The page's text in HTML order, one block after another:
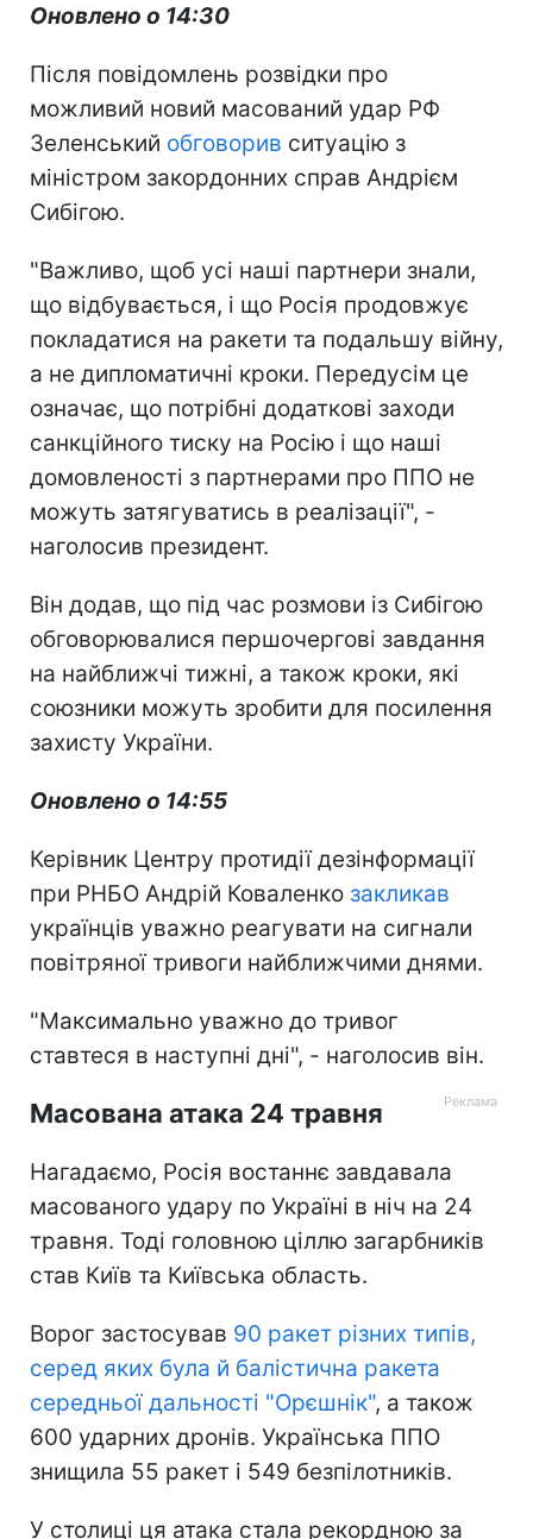
Оновлено о 14:30
Після повідомлень розвідки про
можливий новий масований удар РФ
Зеленський обговорив ситуацію з
міністром закордонних справ Андрієм
Сибігою.
"Важливо, щоб усі наші партнери знали,
що відбувається, і що Росія продовжує
покладатися на ракети та подальшу війну,
а не дипломатичні кроки. Передусім це
означає, що потрібні додаткові заходи
санкційного тиску на Росію і що наші
домовленості з партнерами про ППО не
можуть затягуватись в реалізації", -
наголосив президент.
Він додав, що під час розмови із Сибігою
обговорювалися першочергові завдання
на найближчі тижні, а також кроки, які
союзники можуть зробити для посилення
захисту України.
Оновлено о 14:55
Керівник Центру протидії дезінформації
при РНБО Андрій Коваленко закликав
українців уважно реагувати на сигнали
повітряної тривоги найближчими днями.
"Максимально уважно до тривог
ставтеся в наступні дні", - наголосив він.
Масована атака 24 травня
Нагадаємо, Росія востаннє завдавала
масованого удару по Україні в ніч на 24
травня. Тоді головною ціллю загарбників
став Київ та Київська область.
Ворог застосував 90 ракет різних типів,
серед яких була й балістична ракета
середньої дальності "Орєшнік", а також
600 ударних дронів. Українська ППО
знищила 55 ракет і 549 безпілотників.
У столиці ця атака стала рекордною за